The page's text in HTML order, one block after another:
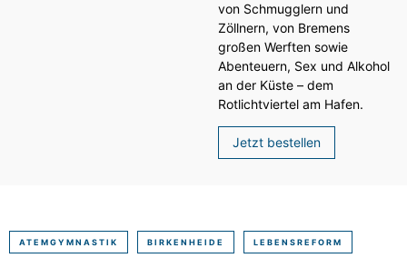
von Schmugglern und
Zöllnern, von Bremens
großen Werften sowie
Abenteuern, Sex und Alkohol
an der Küste – dem
Rotlichtviertel am Hafen.
Jetzt bestellen
ATEMGYMNASTIK BIRKENHEIDE LEBENSREFORM